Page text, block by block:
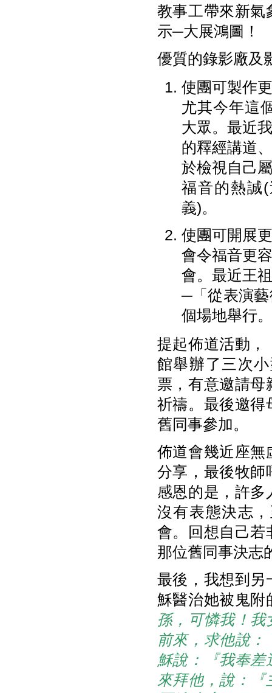
教事工帶來新氣
示─大展鴻圖！
優質的錄影廠及
使團可製作
尤其今年這
大眾。最近
的釋經講道
於檢視自己
福音的熱誠
義)。
使團可開展
會令福音更
會。最近王
─「從表演
個場地舉行。
提起佈道活動，
館舉辦了三次
票，有意邀請母
祈禱。最後邀得
舊同事參加。
佈道會幾近座無
分享，最後牧師
感恩的是，許多
沒有表態決志
會。回想自己若
那位舊同事決志
最後，我想到另
穌醫治她被鬼附
孫，可憐我！
前來，求他說
穌說：『我奉
來拜他，說：